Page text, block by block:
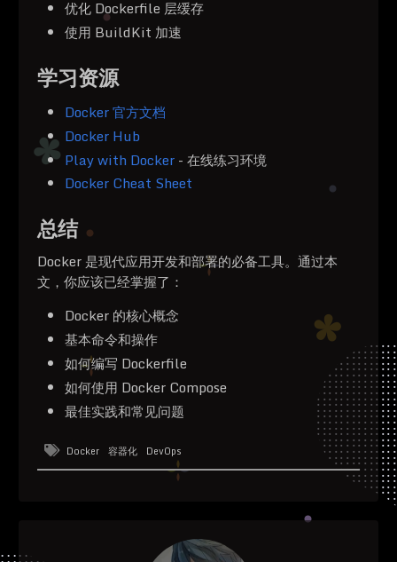
优化 Dockerfile 层缓存
使用 BuildKit 加速
学习资源
Docker 官方文档
Docker Hub
Play with Docker- 在线练习环境
Docker Cheat Sheet
总结
Docker 是现代应用开发和部署的必备工具。通过本
文，你应该已经掌握了：
Docker 的核心概念
基本命令和操作
如何编写 Dockerfile
如何使用 Docker Compose
最佳实践和常见问题
Docker 容器化 DevOps